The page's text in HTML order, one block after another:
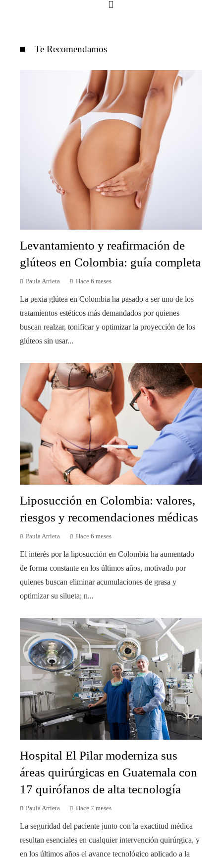
Te Recomendamos
Levantamiento y reafirmación de
glúteos en Colombia: guía completa
Paula Arrieta Hace 6 meses
La pexia glútea en Colombia ha pasado a ser uno de los
tratamientos estéticos más demandados por quienes
buscan realzar, tonificar y optimizar la proyección de los
glúteos sin usar...
Liposucción en Colombia: valores,
riesgos y recomendaciones médicas
Paula Arrieta Hace 6 meses
El interés por la liposucción en Colombia ha aumentado
de forma constante en los últimos años, motivado por
quienes buscan eliminar acumulaciones de grasa y
optimizar su silueta; n...
Hospital El Pilar moderniza sus
áreas quirúrgicas en Guatemala con
17 quirófanos de alta tecnología
Paula Arrieta Hace 7 meses
La seguridad del paciente junto con la exactitud médica
resultan esenciales en cualquier intervención quirúrgica, y
en los últimos años el avance tecnológico aplicado a la